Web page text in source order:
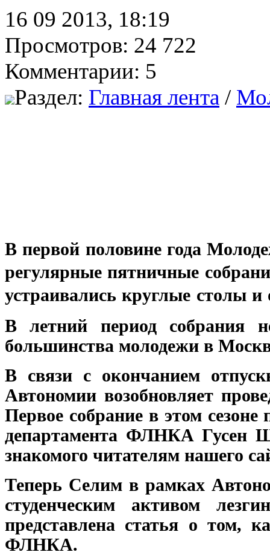
16 09 2013, 18:19
Просмотров: 24 722
Комментарии: 5
Раздел: Главная лента /
В первой половине года
регулярные пятничные
устраивались круглые столы
В летний период собрания
большинства молодежи в
В связи с окончанием
Автономии возобновляет
Первое собрание в этом
департамента ФЛНКА Гусен
знакомого читателям нашего
Теперь Селим в рамках
студенческим активом
представлена статья о том,
ФЛНКА.